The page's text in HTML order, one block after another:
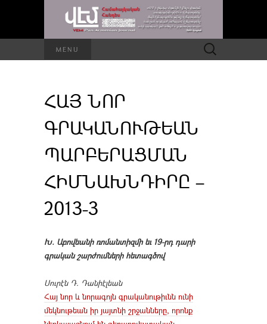
MENU Որոնել՝
ՀԱՅ ՆՈՐ
ԳՐԱԿԱՆՈՒԹԵԱՆ
ՊԱՐԲԵՐԱՑՄԱՆ
ՀԻՄՆԱԽՆԴԻՐԸ –
2013-3
Խ. Աբովեանի ռոմանտիզմի եւ 19-րդ դարի
գրական շարժումների հետագծով
Սուրէն Դ. Դանիէլեան
Հայ նոր և նորագոյն գրականութիւնն ունի
մեկնութեան իր յայտնի շրջանները, որոնք